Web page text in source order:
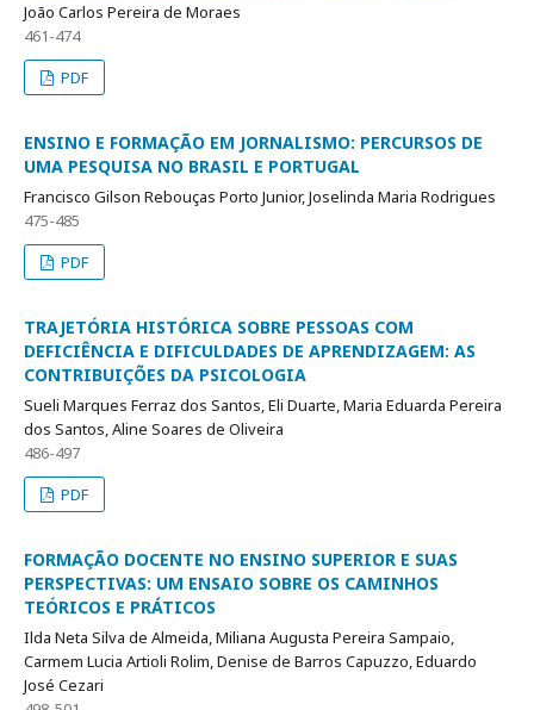
João Carlos Pereira de Moraes
461-474
PDF
ENSINO E FORMAÇÃO EM JORNALISMO: PERCURSOS DE
UMA PESQUISA NO BRASIL E PORTUGAL
Francisco Gilson Rebouças Porto Junior, Joselinda Maria Rodrigues
475-485
PDF
TRAJETÓRIA HISTÓRICA SOBRE PESSOAS COM
DEFICIÊNCIA E DIFICULDADES DE APRENDIZAGEM: AS
CONTRIBUIÇÕES DA PSICOLOGIA
Sueli Marques Ferraz dos Santos, Eli Duarte, Maria Eduarda Pereira
dos Santos, Aline Soares de Oliveira
486-497
PDF
FORMAÇÃO DOCENTE NO ENSINO SUPERIOR E SUAS
PERSPECTIVAS: UM ENSAIO SOBRE OS CAMINHOS
TEÓRICOS E PRÁTICOS
Ilda Neta Silva de Almeida, Miliana Augusta Pereira Sampaio,
Carmem Lucia Artioli Rolim, Denise de Barros Capuzzo, Eduardo
José Cezari